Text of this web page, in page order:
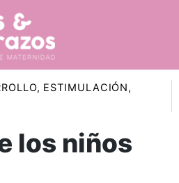
, ESTIMULACIÓN,
los niños